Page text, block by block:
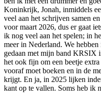
Koninkrijk, Jonah, inmiddels
veel aan het schrijven samen
voor maart 2026, dus er gaat
ik nog veel aan het spelen; in
meer in Nederland. We
gedaan met mijn band KRSIX
het ook fijn om een beetje
vooraf moet boeken en in de
krijgt. En ja, in 2025 lijken
kant op te vallen. Soms heb ik